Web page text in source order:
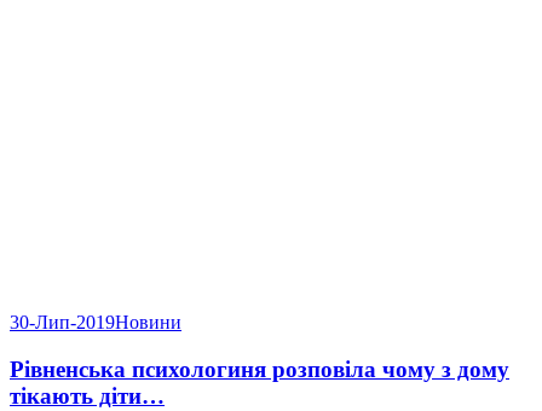
30-Лип-2019Новини
Рівненська психологиня розповіла чому з дому
тікають діти…